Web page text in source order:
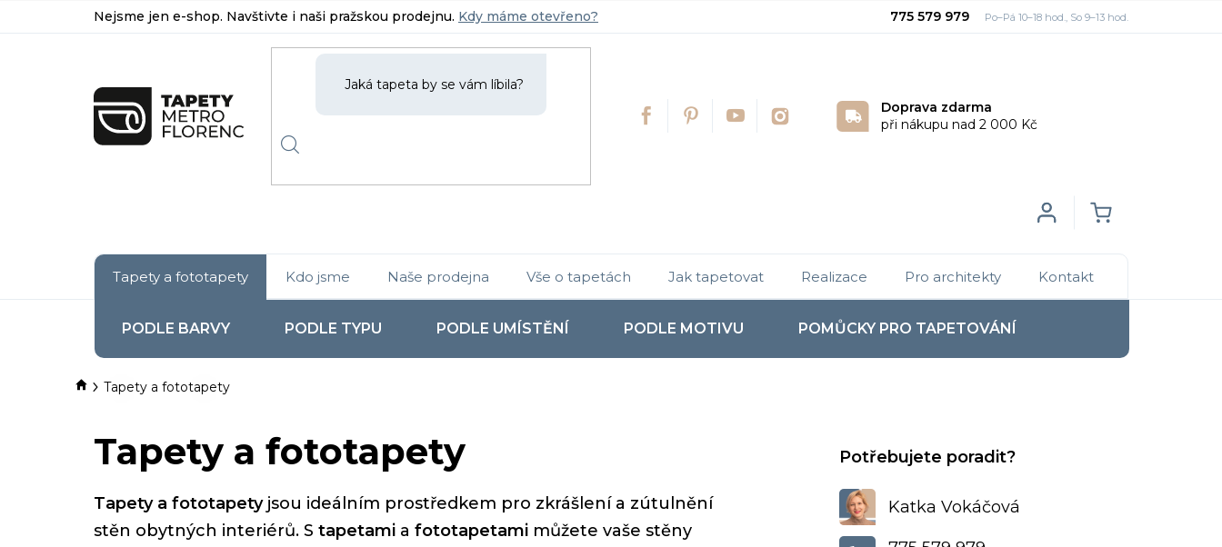
na
Nejsme jen e-shop. Navštivte i naši pražskou prodejnu. Kdy máme otevřeno? 775 579 979
Doprava zdarma
při nákupu nad 2 000 Kč
Login
Tapety a fototapety
PODLE BARVY PODLE TYPU PODLE UMÍSTĚNÍ PODLE MOTIVU POMŮCKY PRO TAPETOVÁNÍ
Kdo jsme Naše prodejna Vše o tapetách Jak tapetovat Realizace Pro architekty Kontakt
DomůTapety a fototapety
Tapety a fototapety
Tapety a fototapetyjsou ideálním prostředkem pro zkrášlení a zútulnění
stěn obytných interiérů. S tapetami a fototapetami můžete vaše stěny
Katka Vokáčová